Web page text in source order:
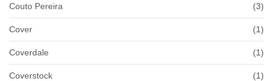
Couto Pereira (3)
Cover (1)
Coverdale (1)
Coverstock (1)